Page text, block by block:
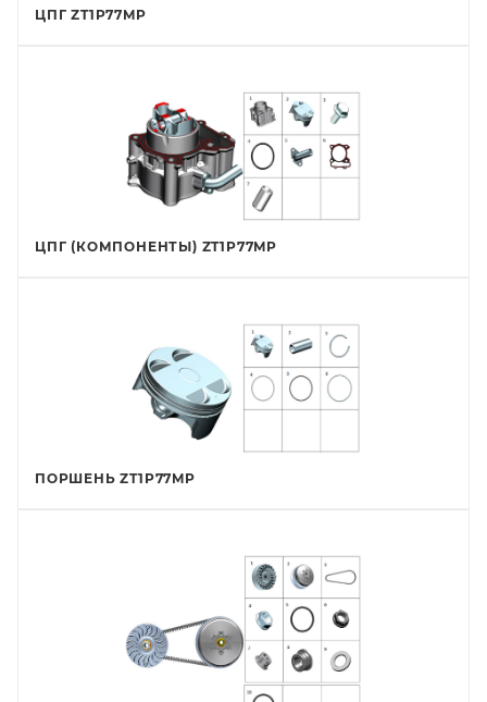
ЦПГ ZT1P77MP
ЦПГ (КОМПОНЕНТЫ) ZT1P77MP
ПОРШЕНЬ ZT1P77MP